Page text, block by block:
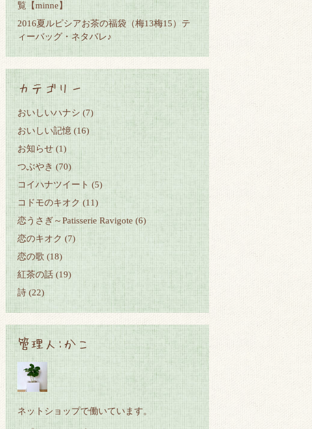
覧【minne】
2016夏ルピシアお茶の福袋（梅13梅15）テ
ィーバッグ・ネタバレ♪
カテゴリー
おいしいハナシ(7)
おいしい記憶 (16)
お知らせ (1)
つぶやき (70)
コイハナツイート (5)
コドモのキオク (11)
恋うさぎ～Patisserie Ravigote (6)
恋のキオク (7)
恋の歌 (18)
紅茶の話 (19)
詩(22)
管理人:かこ
ネットショップで働いています。